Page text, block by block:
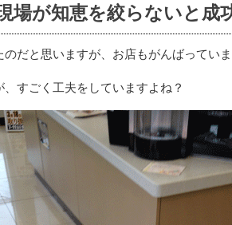
場が知恵を絞らないと成
だと思いますが、お店もがんばっていま
すごく工夫をしていますよね？